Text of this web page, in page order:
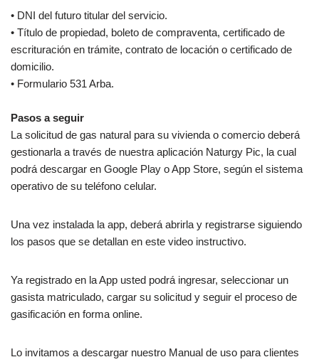
• DNI del futuro titular del servicio.
• Título de propiedad, boleto de compraventa, certificado de
escrituración en trámite, contrato de locación o certificado de
domicilio.
• Formulario 531 Arba.
Pasos a seguir
La solicitud de gas natural para su vivienda o comercio deberá
gestionarla a través de nuestra aplicación Naturgy Pic, la cual
podrá descargar en Google Play o App Store, según el sistema
operativo de su teléfono celular.
Una vez instalada la app, deberá abrirla y registrarse siguiendo
los pasos que se detallan en este video instructivo.
Ya registrado en la App usted podrá ingresar, seleccionar un
gasista matriculado, cargar su solicitud y seguir el proceso de
gasificación en forma online.
Lo invitamos a descargar nuestro Manual de uso para clientes